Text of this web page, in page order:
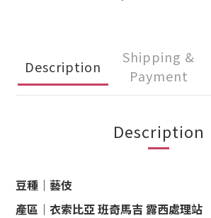
Description
Shipping &
Payment
Description
豆種｜藝伎
產區｜衣索比亞 班奇馬吉 露西處理站